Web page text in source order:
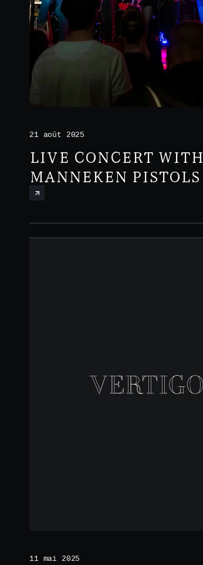
21 août 2025
LIVE CONCERT WITH
MANNEKEN PISTOLS
11 mai 2025